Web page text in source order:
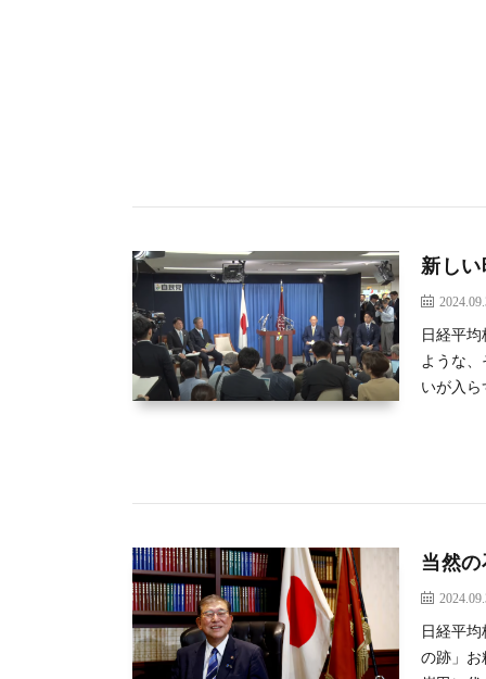
新し
日経平
ような
いが入
当然
日経平
の跡」お